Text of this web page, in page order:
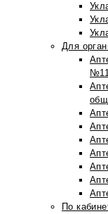
Для
По